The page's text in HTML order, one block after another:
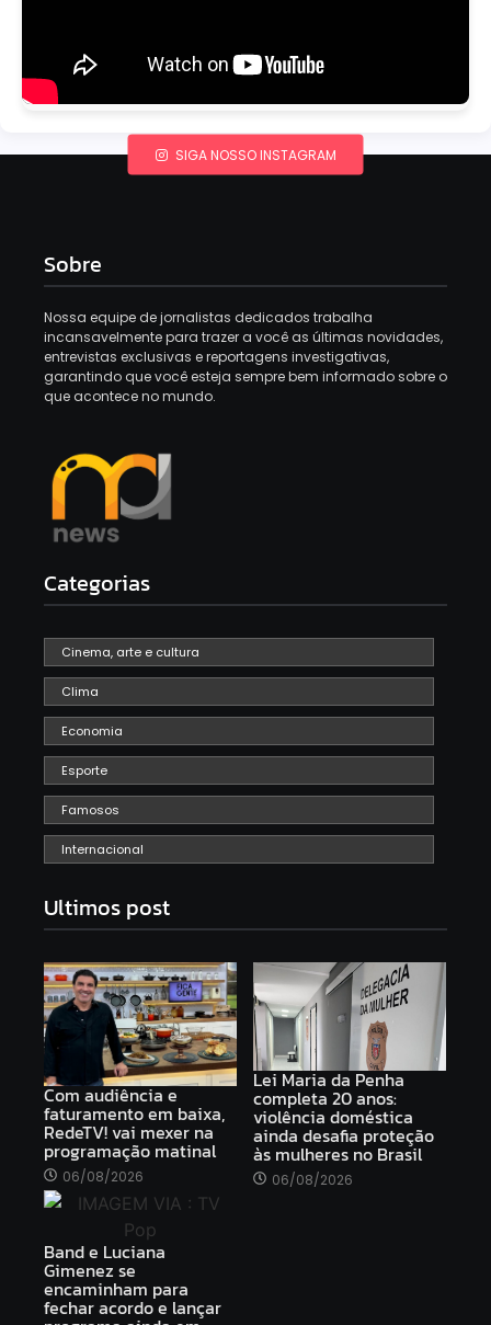
SIGA NOSSO INSTAGRAM
Sobre
Nossa equipe de jornalistas dedicados trabalha
incansavelmente para trazer a você as últimas novidades,
entrevistas exclusivas e reportagens investigativas,
garantindo que você esteja sempre bem informado sobre o
que acontece no mundo.
Categorias
Cinema, arte e cultura
Clima
Economia
Esporte
Famosos
Internacional
Ultimos post
Com audiência e
faturamento em baixa,
RedeTV! vai mexer na
programação matinal
06/08/2026
Lei Maria da Penha
completa 20 anos:
violência doméstica
ainda desafia proteção
às mulheres no Brasil
06/08/2026
Band e Luciana
Gimenez se
encaminham para
fechar acordo e lançar